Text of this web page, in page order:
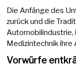
Die Anfänge des
zurück und die
Automobilindustrie,
Medizintechnik ihre
Vorwürfe